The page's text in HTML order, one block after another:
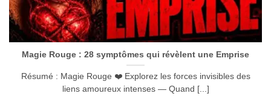
Magie Rouge : 28 symptômes qui révèlent une Emprise
Résumé : Magie Rouge ❤️ Explorez les forces invisibles des
liens amoureux intenses — Quand [...]